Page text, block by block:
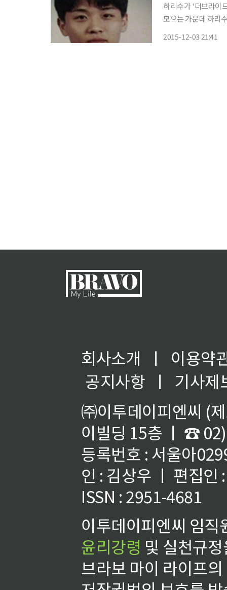
하리수가 '더브라이
모으는 가운데 하리수의 과거 사
2015-12-03 21:41
회사소개 ㅣ
이용약
공지사항
ㅣ
기사제
㈜이투데이피엔씨 (
이빌딩 15층 ㅣ ☎
등록번호 : 서울아
인 : 김상우 ㅣ 편집인
ISSN : 2951-4681
이투데이피엔씨 임
윤리강령 및 실천규
브라보 마이 라이프